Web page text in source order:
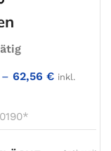
62,56 € inkl.